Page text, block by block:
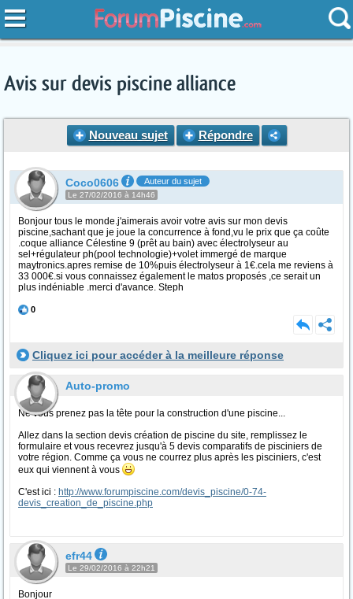
Avis sur devis piscine alliance
Nouveau sujet Répondre
Coco0606 Auteur du sujet
Le 27/02/2016 à 14h46
Bonjour tous le monde.j'aimerais avoir votre avis sur mon devis
piscine,sachant que je joue la concurrence à fond,vu le prix que ça coûte
.coque alliance Célestine 9 (prêt au bain) avec électrolyseur au
sel+régulateur ph(pool technologie)+volet immergé de marque
maytronics.apres remise de 10%puis électrolyseur à 1€.cela me reviens à
33 000€.si vous connaissez également le matos proposés ,ce serait un
plus indéniable .merci d'avance. Steph
0
Cliquez ici pour accéder à la meilleure réponse
Auto-promo
Ne vous prenez pas la tête pour la construction d'une piscine...
Allez dans la section devis création de piscine du site, remplissez le
formulaire et vous recevrez jusqu'à 5 devis comparatifs de pisciniers de
votre région. Comme ça vous ne courrez plus après les pisciniers, c'est
eux qui viennent à vous
C'est ici : http://www.forumpiscine.com/devis_piscine/0-74-
devis_creation_de_piscine.php
efr44
Le 29/02/2016 à 22h21
Bonjour